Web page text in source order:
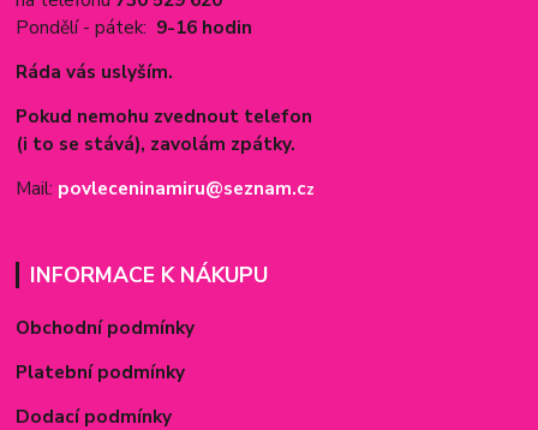
Pondělí - pátek: 9-16 hodin
Ráda vás uslyším.
Pokud nemohu zvednout telefon
(i to se stává), zavolám zpátky.
Mail: povleceninamiru@seznam.cz
INFORMACE K NÁKUPU
Obchodní podmínky
Platební podmínky
Dodací podmínky